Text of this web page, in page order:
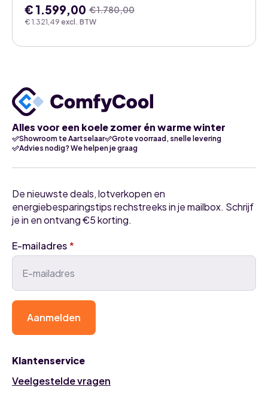
€ 1.321,49 excl. BTW
€1.780,00
Oorspronkelijke
prijs
€ 1.599,00
Huidige
prijs
Alles voor een koele zomer én warme winter
Showroom te Aartselaar
Grote voorraad, snelle levering
Advies nodig? We helpen je graag
Klantenservice
Veelgestelde vragen
De nieuwste deals, lotverkopen en
energiebesparingstips rechstreeks in je mailbox. Schrijf
je in en ontvang €5 korting.
E-mailadres*
Aanmelden